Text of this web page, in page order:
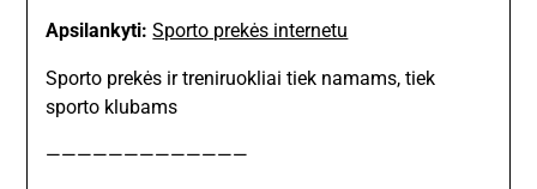
Apsilankyti: Sporto prekės internetu
Sporto prekės ir treniruokliai tiek namams, tiek
sporto klubams
—————————————